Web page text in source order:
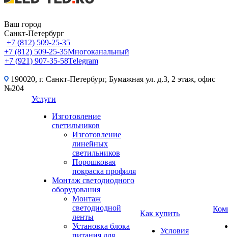
Ваш город
Санкт-Петербург
+7 (812) 509-25-35
+7 (812) 509-25-35Многоканальный
+7 (921) 907-35-58Telegram
190020, г. Санкт-Петербург, Бумажная ул. д.3, 2 этаж, офис
№204
Услуги
Изготовление
светильников
Изготовление
линейных
светильников
Порошковая
покраска профиля
Монтаж светодиодного
оборудования
Монтаж
светодиодной
ленты
Установка блока
питания для
Как купить
Условия